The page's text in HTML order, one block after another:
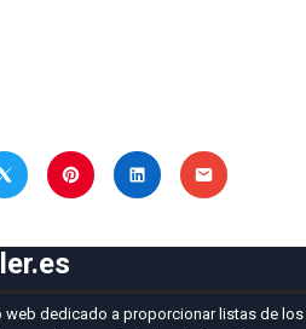
web dedicado a proporcionar listas de los